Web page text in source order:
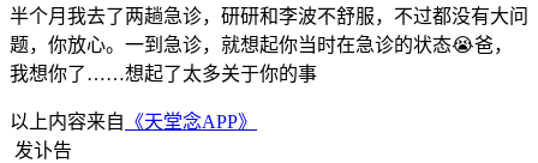
半个月我去了两趟急诊，研研和李波不舒服，不过都没有大问
题，你放心。一到急诊，就想起你当时在急诊的状态😭爸，
我想你了……想起了太多关于你的事
以上内容来自 《天堂念APP》
发讣告